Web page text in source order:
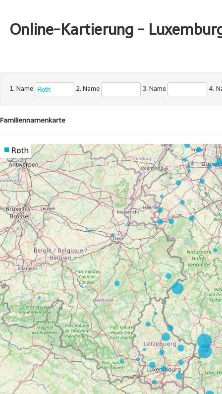
Online-Kartierung -
1. Name 2. Name 3. Name 4.
Familiennamenkarte